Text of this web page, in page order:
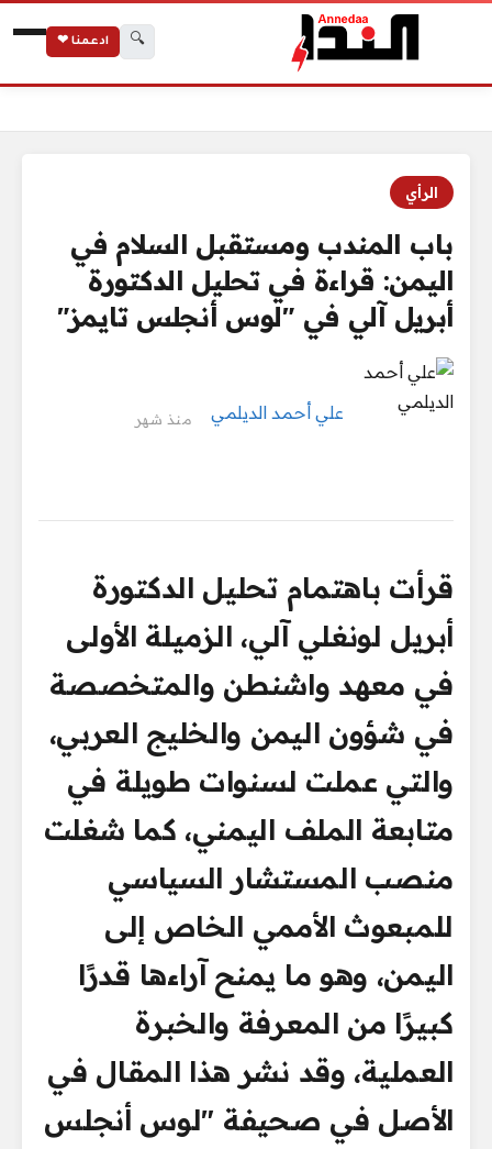
🔍 ادعمنا ❤
الرأي
باب المندب ومستقبل السلام في
اليمن: قراءة في تحليل الدكتورة
أبريل آلي في "لوس أنجلس تايمز"
علي أحمد الديلمي منذ شهر
قرأت باهتمام تحليل الدكتورة
أبريل لونغلي آلي، الزميلة الأولى
في معهد واشنطن والمتخصصة
في شؤون اليمن والخليج العربي،
والتي عملت لسنوات طويلة في
متابعة الملف اليمني، كما شغلت
منصب المستشار السياسي
للمبعوث الأممي الخاص إلى
اليمن، وهو ما يمنح آراءها قدرًا
كبيرًا من المعرفة والخبرة
العملية، وقد نشر هذا المقال في
الأصل في صحيفة "لوس أنجلس